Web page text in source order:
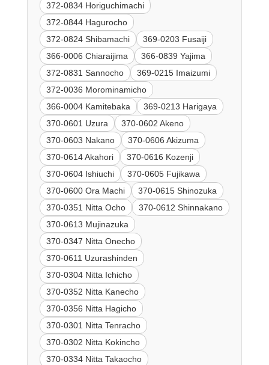
372-0834 Horiguchimachi
372-0844 Hagurocho
372-0824 Shibamachi
369-0203 Fusaiji
366-0006 Chiaraijima
366-0839 Yajima
372-0831 Sannocho
369-0215 Imaizumi
372-0036 Morominamicho
366-0004 Kamitebaka
369-0213 Harigaya
370-0601 Uzura
370-0602 Akeno
370-0603 Nakano
370-0606 Akizuma
370-0614 Akahori
370-0616 Kozenji
370-0604 Ishiuchi
370-0605 Fujikawa
370-0600 Ora Machi
370-0615 Shinozuka
370-0351 Nitta Ocho
370-0612 Shinnakano
370-0613 Mujinazuka
370-0347 Nitta Onecho
370-0611 Uzurashinden
370-0304 Nitta Ichicho
370-0352 Nitta Kanecho
370-0356 Nitta Hagicho
370-0301 Nitta Tenracho
370-0302 Nitta Kokincho
370-0334 Nitta Takaocho